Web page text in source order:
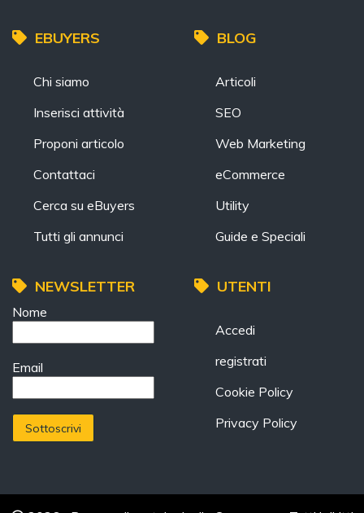
EBUYERS
Chi siamo
Inserisci attività
Proponi articolo
Contattaci
Cerca su eBuyers
Tutti gli annunci
BLOG
Articoli
SEO
Web Marketing
eCommerce
Utility
Guide e Speciali
NEWSLETTER
Nome
Email
UTENTI
Accedi
registrati
Cookie Policy
Privacy Policy